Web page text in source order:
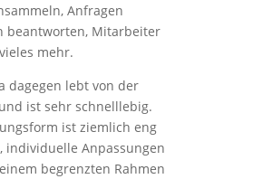
Anfragen
beantworten, Mitarbeiter
mehr.
dagegen lebt von der
ist sehr schnelllebig.
ist ziemlich eng
individuelle Anpassungen
begrenzten Rahmen